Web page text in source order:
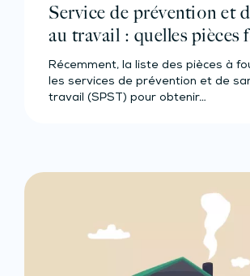
Service de prévention et
au travail : quelles pièces
pour la demande
Récemment, la liste des pièces à
les services de prévention et de
travail (SPST) pour obtenir…